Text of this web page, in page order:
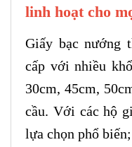
linh hoạt cho
Giấy bạc nướng
cấp với nhiều
30cm, 45cm,
cầu. Với các hộ
lựa chọn phổ